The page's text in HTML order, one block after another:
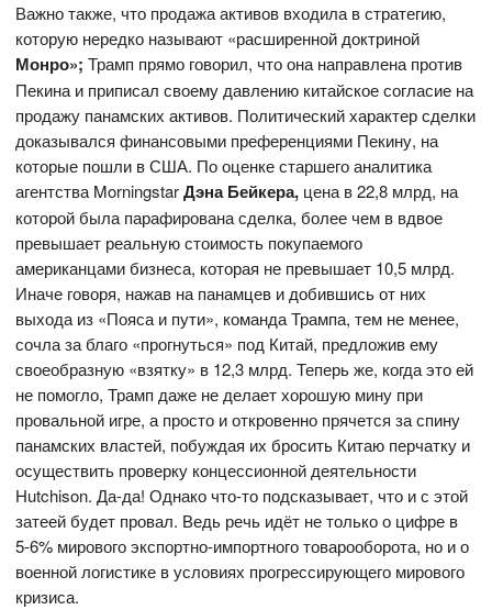
Важно также, что продажа активов входила в стратегию,
которую нередко называют «расширенной доктриной
Монро»; Трамп прямо говорил, что она направлена против
Пекина и приписал своему давлению китайское согласие на
продажу панамских активов. Политический характер сделки
доказывался финансовыми преференциями Пекину, на
которые пошли в США. По оценке старшего аналитика
агентства MorningstarДэна Бейкера, цена в 22,8 млрд, на
которой была парафирована сделка, более чем в вдвое
превышает реальную стоимость покупаемого
американцами бизнеса, которая не превышает 10,5 млрд.
Иначе говоря, нажав на панамцев и добившись от них
выхода из «Пояса и пути», команда Трампа, тем не менее,
сочла за благо «прогнуться» под Китай, предложив ему
своеобразную «взятку» в 12,3 млрд. Теперь же, когда это ей
не помогло, Трамп даже не делает хорошую мину при
провальной игре, а просто и откровенно прячется за спину
панамских властей, побуждая их бросить Китаю перчатку и
осуществить проверку концессионной деятельности
Hutchison. Да-да! Однако что-то подсказывает, что и с этой
затеей будет провал. Ведь речь идёт не только о цифре в
5-6% мирового экспортно-импортного товарооборота, но и о
военной логистике в условиях прогрессирующего мирового
кризиса.